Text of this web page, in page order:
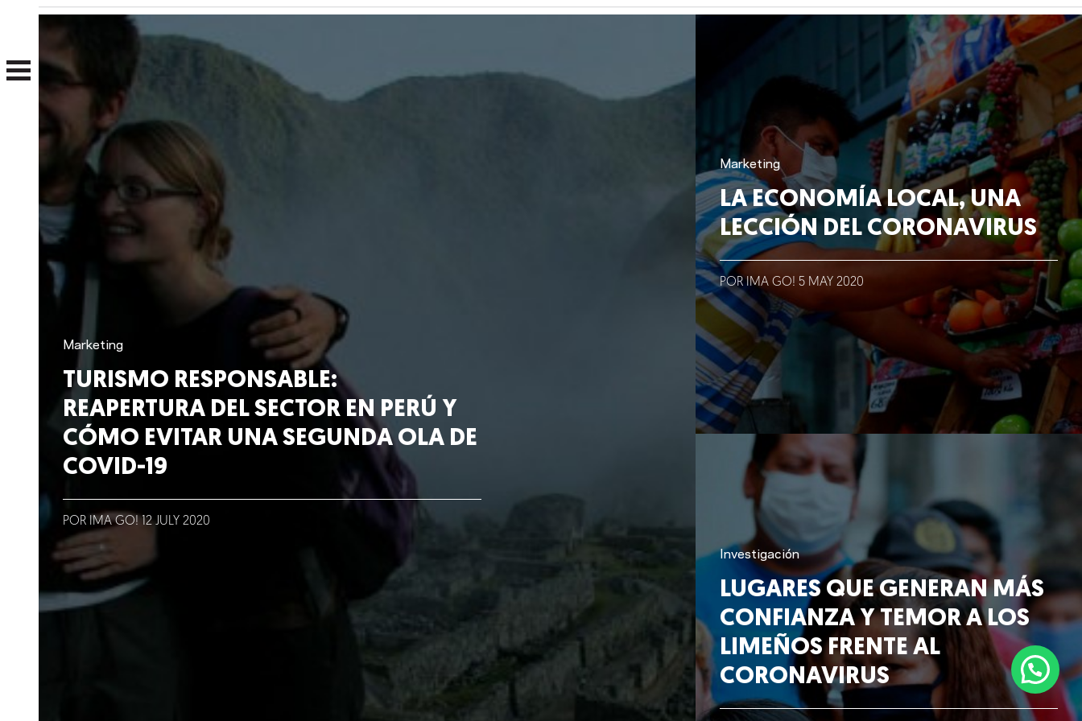
Nosotros
Lo que hacemos
Talento
Marketing
TURISMO RESPONSABLE:
REAPERTURA DEL SECTOR EN PERÚ Y
CÓMO EVITAR UNA SEGUNDA OLA DE
COVID-19
POR IMA GO! 12 JULY 2020
Marketing
LA ECONOMÍA LOCAL, UNA
LECCIÓN DEL CORONAVIRUS
POR IMA GO! 5 MAY 2020
Investigación
LUGARES QUE GENERAN MÁS
CONFIANZA Y TEMOR A LOS
LIMEÑOS FRENTE AL
CORONAVIRUS